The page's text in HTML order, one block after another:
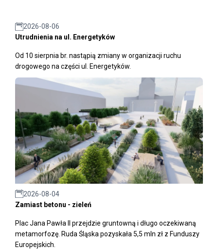
2026-08-06
Utrudnienia na ul. Energetyków
Od 10 sierpnia br. nastąpią zmiany w organizacji ruchu
drogowego na części ul. Energetyków.
2026-08-04
Zamiast betonu - zieleń
Plac Jana Pawła II przejdzie gruntowną i długo oczekiwaną
metamorfozę. Ruda Śląska pozyskała 5,5 mln zł z Funduszy
Europejskich.